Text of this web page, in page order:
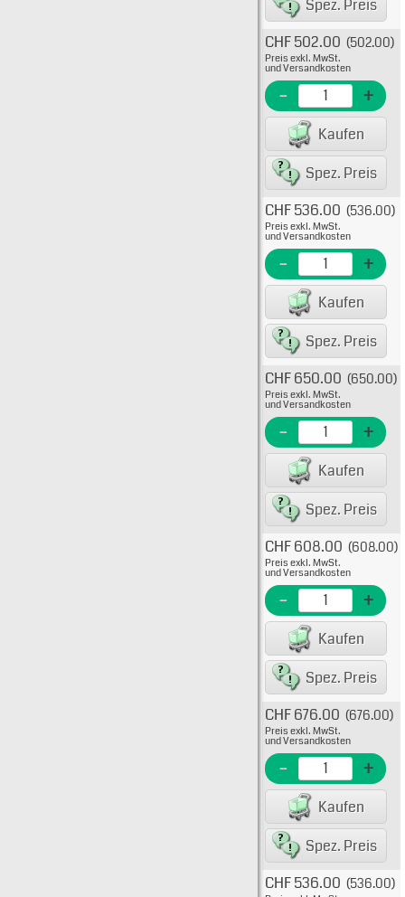
Spez. Preis
Typ:
EME
CHF 502.00 (502.00)
Preis exkl. MwSt.
und Versandkosten
- +
Kaufen
Spez. Preis
Typ:
EME
CHF 536.00 (536.00)
Preis exkl. MwSt.
und Versandkosten
- +
Kaufen
Spez. Preis
Typ:
EME
CHF 650.00 (650.00)
Preis exkl. MwSt.
und Versandkosten
- +
Kaufen
Spez. Preis
Typ:
EME
CHF 608.00 (608.00)
Preis exkl. MwSt.
und Versandkosten
- +
Kaufen
Spez. Preis
Typ:
EME
CHF 676.00 (676.00)
Preis exkl. MwSt.
und Versandkosten
- +
Kaufen
Spez. Preis
Typ:
CHF 536.00 (536.00)